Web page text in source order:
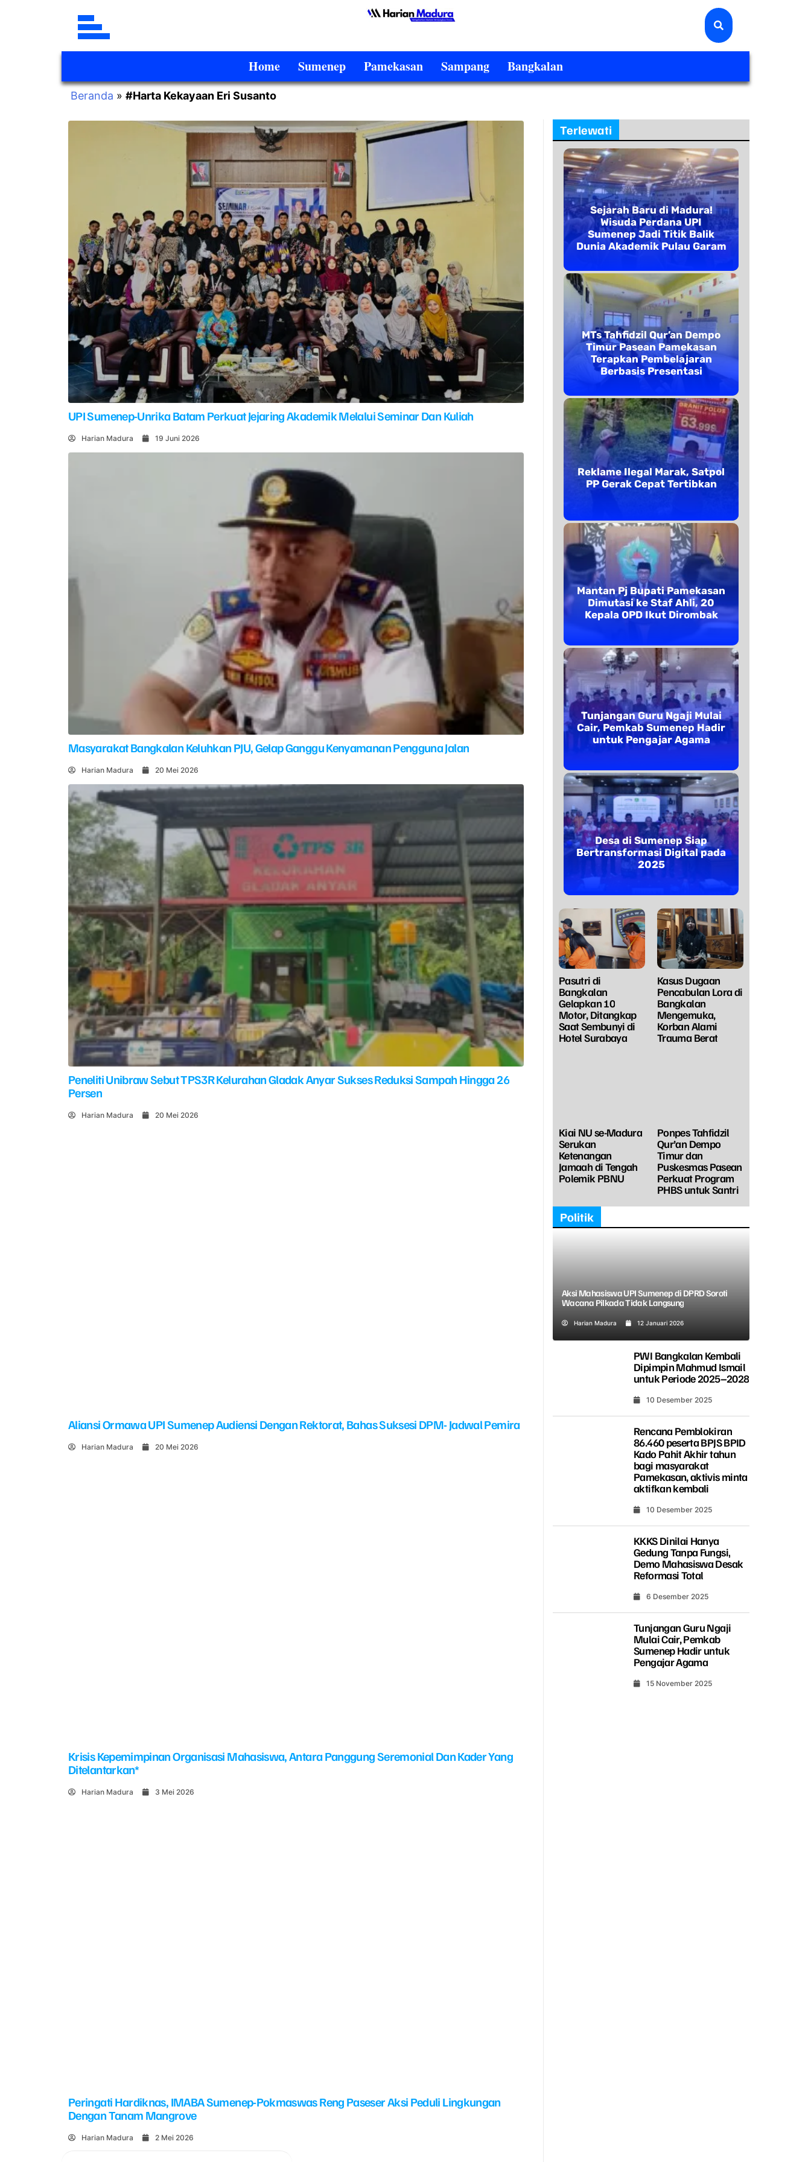
Home Sumenep Pamekasan Sampang Bangkalan
Beranda » #Harta Kekayaan Eri Susanto
UPI Sumenep-Unrika Batam Perkuat Jejaring Akademik Melalui Seminar Dan Kuliah
Harian Madura 19 Juni 2026
Masyarakat Bangkalan Keluhkan PJU, Gelap Ganggu Kenyamanan Pengguna Jalan
Harian Madura 20 Mei 2026
Peneliti Unibraw Sebut TPS3R Kelurahan Gladak Anyar Sukses Reduksi Sampah Hingga 26
Persen
Harian Madura 20 Mei 2026
Aliansi Ormawa UPI Sumenep Audiensi Dengan Rektorat, Bahas Suksesi DPM- Jadwal Pemira
Harian Madura 20 Mei 2026
Krisis Kepemimpinan Organisasi Mahasiswa, Antara Panggung Seremonial Dan Kader Yang
Ditelantarkan*
Harian Madura 3 Mei 2026
Peringati Hardiknas, IMABA Sumenep-Pokmaswas Reng Paseser Aksi Peduli Lingkungan
Dengan Tanam Mangrove
Harian Madura 2 Mei 2026
Terlewati
Pasutri di
Bangkalan
Gelapkan 10
Motor, Ditangkap
Saat Sembunyi di
Hotel Surabaya
Kasus Dugaan
Pencabulan Lora di
Bangkalan
Mengemuka,
Korban Alami
Trauma Berat
Kiai NU se-Madura
Serukan
Ketenangan
Jamaah di Tengah
Polemik PBNU
Ponpes Tahfidzil
Qur’an Dempo
Timur dan
Puskesmas Pasean
Perkuat Program
PHBS untuk Santri
Sejarah Baru di Madura!
Wisuda Perdana UPI
Sumenep Jadi Titik Balik
Dunia Akademik Pulau Garam
MTs Tahfidzil Qur’an Dempo
Timur Pasean Pamekasan
Terapkan Pembelajaran
Berbasis Presentasi
Reklame Ilegal Marak, Satpol
PP Gerak Cepat Tertibkan
Mantan Pj Bupati Pamekasan
Dimutasi ke Staf Ahli, 20
Kepala OPD Ikut Dirombak
Tunjangan Guru Ngaji Mulai
Cair, Pemkab Sumenep Hadir
untuk Pengajar Agama
Desa di Sumenep Siap
Bertransformasi Digital pada
2025
Politik
Aksi Mahasiswa UPI Sumenep di DPRD Soroti
Wacana Pilkada Tidak Langsung
Harian Madura 12 Januari 2026
PWI Bangkalan Kembali
Dipimpin Mahmud Ismail
untuk Periode 2025–2028
10 Desember 2025
Rencana Pemblokiran
86.460 peserta BPJS BPID
Kado Pahit Akhir tahun
bagi masyarakat
Pamekasan, aktivis minta
aktifkan kembali
10 Desember 2025
KKKS Dinilai Hanya
Gedung Tanpa Fungsi,
Demo Mahasiswa Desak
Reformasi Total
6 Desember 2025
Tunjangan Guru Ngaji
Mulai Cair, Pemkab
Sumenep Hadir untuk
Pengajar Agama
15 November 2025